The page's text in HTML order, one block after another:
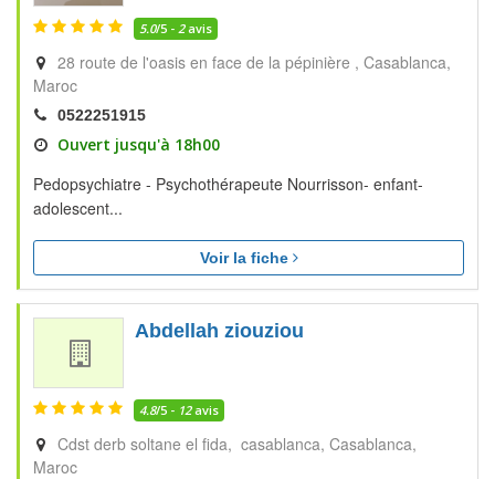
5.0/5 - 2avis
28 route de l'oasis en face de la pépinière
Casablanca
Maroc
0522251915
Ouvert jusqu'à 18h00
Pedopsychiatre - Psychothérapeute Nourrisson- enfant-
adolescent...
Voir la fiche
Abdellah ziouziou
4.8/5 - 12avis
Cdst derb soltane el fida, casablanca Casablanca
Maroc